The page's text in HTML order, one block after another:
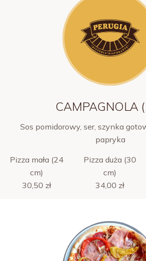
CAMPAGNOLA
Sos pomidorowy, ser, szynka
papryka
Pizza mała (24
cm)
Pizza duża (30
cm)
30,50 zł
34,00 zł